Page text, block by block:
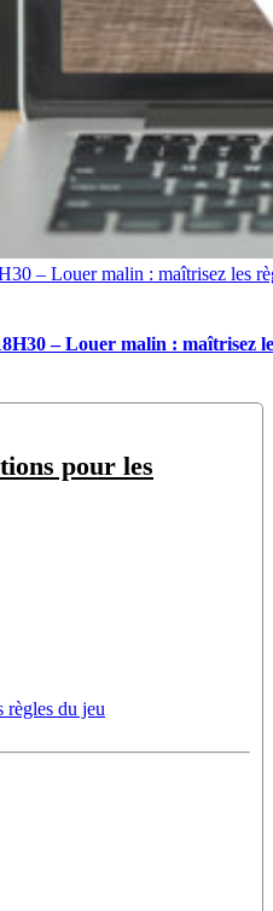
– Louer malin : maîtrisez les
– Louer malin : maîtrisez
pour les
règles du jeu